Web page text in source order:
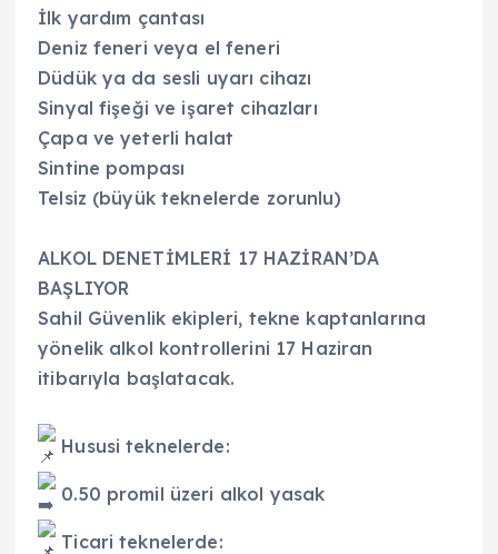
İlk yardım çantası
Deniz feneri veya el feneri
Düdük ya da sesli uyarı cihazı
Sinyal fişeği ve işaret cihazları
Çapa ve yeterli halat
Sintine pompası
Telsiz (büyük teknelerde zorunlu)
ALKOL DENETİMLERİ 17 HAZİRAN’DA
BAŞLIYOR
Sahil Güvenlik ekipleri, tekne kaptanlarına
yönelik alkol kontrollerini 17 Haziran
itibarıyla başlatacak.
Hususi teknelerde:
0.50 promil üzeri alkol yasak
Ticari teknelerde: